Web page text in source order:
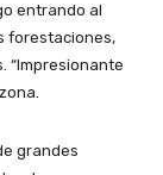
entrando al
forestaciones,
“Impresionante
grandes